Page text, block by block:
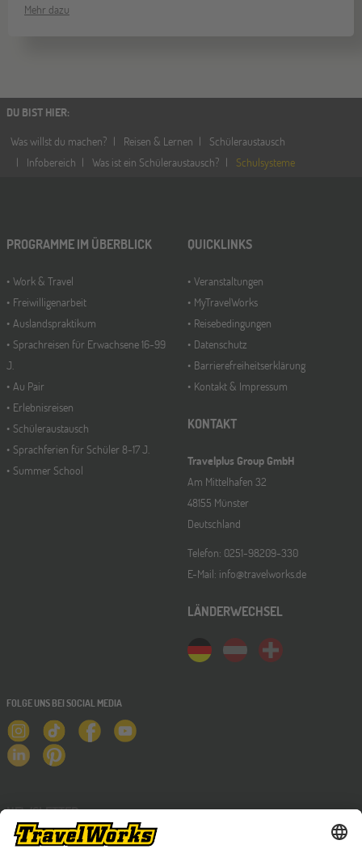
Mehr dazu
DU BIST HIER:
Was willst du machen?
Reisen & Lernen
Schüleraustausch
Infobereich
Was ist ein Schüleraustausch? Schulsysteme
PROGRAMME IM ÜBERBLICK
Work & Travel
Freiwilligenarbeit
Auslandspraktikum
Sprachreisen für Erwachsene 16-99
J.
Au Pair
Erlebnisreisen
Schüleraustausch
Sprachferien für Schüler 8-17 J.
Summer School
QUICKLINKS
Veranstaltungen
MyTravelWorks
Reisebedingungen
Datenschutz
Barrierefreiheitserklärung
Kontakt & Impressum
KONTAKT
Travelplus Group GmbH
Am Mittelhafen 32
48155 Münster
Deutschland
Telefon: 0251-98209-330
E-Mail: info@travelworks.de
LÄNDERWECHSEL
FOLGE UNS BEI SOCIAL MEDIA
NEWSLETTER